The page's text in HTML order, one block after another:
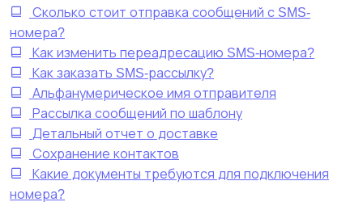
Сколько стоит отправка сообщений с SMS-
номера?
Как изменить переадресацию SMS-номера?
Как заказать SMS-рассылку?
Альфанумерическое имя отправителя
Рассылка сообщений по шаблону
Детальный отчет о доставке
Сохранение контактов
Какие документы требуются для подключения
номера?